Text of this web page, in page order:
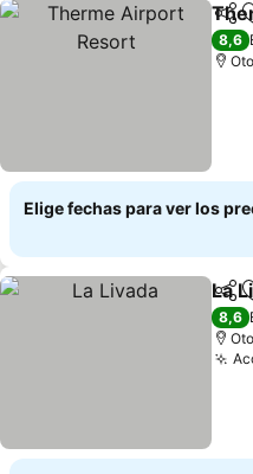
8,6
Elige fechas para ver los
La
8,6